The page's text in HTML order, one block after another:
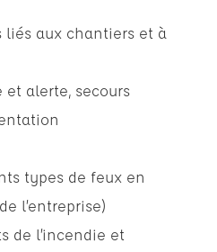
liés aux chantiers et à
et alerte, secours
types de feux en
l’entreprise)
de l’incendie et